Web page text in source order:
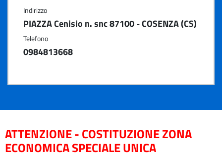
Indirizzo
PIAZZA Cenisio n. snc 87100 - COSENZA (CS)
Telefono
0984813668
ATTENZIONE - COSTITUZIONE ZONA
ECONOMICA SPECIALE UNICA